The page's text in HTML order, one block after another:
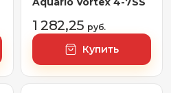
1 282,25 руб.
Купить